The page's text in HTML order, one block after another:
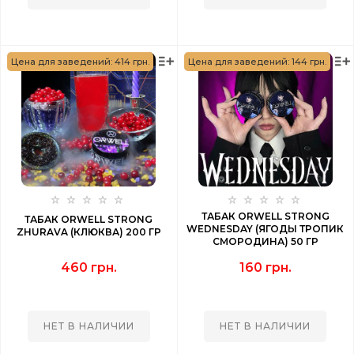
Цена для заведений: 414 грн.
ТАБАК ORWELL STRONG
ZHURAVA (КЛЮКВА) 200 ГР
460 грн.
НЕТ В НАЛИЧИИ
Цена для заведений: 144 грн.
ТАБАК ORWELL STRONG
WEDNESDAY (ЯГОДЫ ТРОПИК
СМОРОДИНА) 50 ГР
160 грн.
НЕТ В НАЛИЧИИ